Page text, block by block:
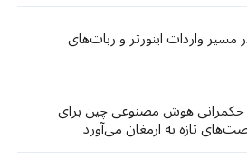
مسیر واردات اینورتر و ربات‌های
حکمرانی هوش مصنوعی چین برای
تازه‌ به ارمغان می‌آورد